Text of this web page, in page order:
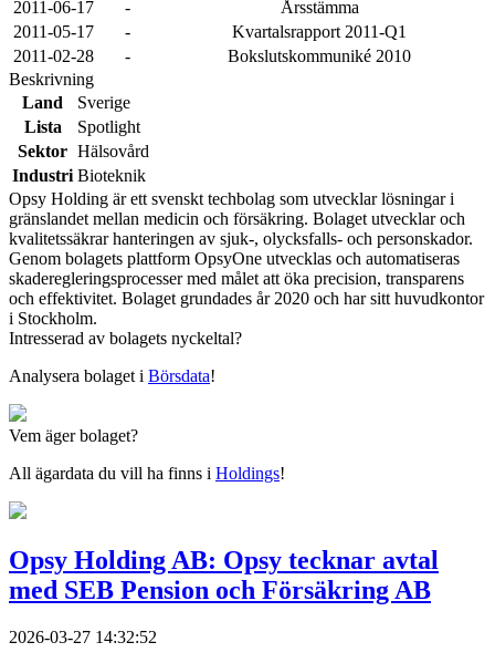
2011-06-17
-
Årsstämma
2011-05-17
-
Kvartalsrapport 2011-Q1
2011-02-28
-
Bokslutskommuniké 2010
Beskrivning
Land
Sverige
Lista
Spotlight
Sektor Hälsovård
Industri Bioteknik
Opsy Holding är ett svenskt techbolag som utvecklar lösningar i
gränslandet mellan medicin och försäkring. Bolaget utvecklar och
kvalitetssäkrar hanteringen av sjuk-, olycksfalls- och personskador.
Genom bolagets plattform OpsyOne utvecklas och automatiseras
skaderegleringsprocesser med målet att öka precision, transparens
och effektivitet. Bolaget grundades år 2020 och har sitt huvudkontor
i Stockholm.
Intresserad av bolagets nyckeltal?
Analysera bolaget i Börsdata!
Vem äger bolaget?
All ägardata du vill ha finns i Holdings!
Opsy Holding AB: Opsy tecknar avtal
med SEB Pension och Försäkring AB
2026-03-27 14:32:52